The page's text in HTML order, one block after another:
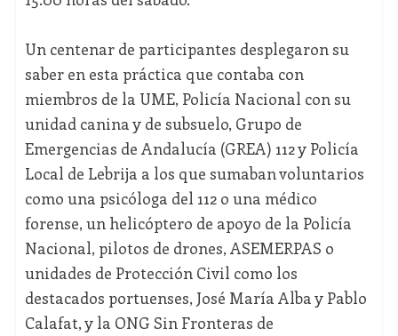
Un centenar de participantes desplegaron su
saber en esta práctica que contaba con
miembros de la UME, Policía Nacional con su
unidad canina y de subsuelo, Grupo de
Emergencias de Andalucía (GREA) 112 y Policía
Local de Lebrija a los que sumaban voluntarios
como una psicóloga del 112 o una médico
forense, un helicóptero de apoyo de la Policía
Nacional, pilotos de drones, ASEMERPAS o
unidades de Protección Civil como los
destacados portuenses, José María Alba y Pablo
Calafat, y la ONG Sin Fronteras de